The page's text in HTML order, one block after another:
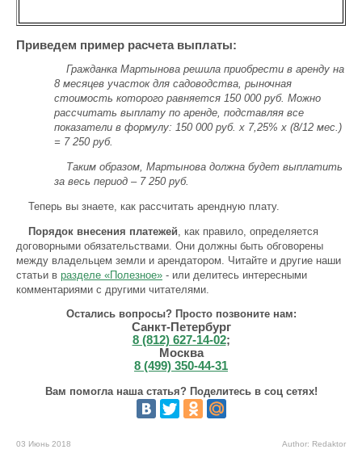
Приведем пример расчета выплаты:
Гражданка Мартынова решила приобрести в аренду на
8 месяцев участок для садоводства, рыночная
стоимость которого равняется 150 000 руб. Можно
рассчитать выплату по аренде, подставляя все
показатели в формулу: 150 000 руб. х 7,25% х (8/12 мес.)
= 7 250 руб.
Таким образом, Мартынова должна будет выплатить
за весь период – 7 250 руб.
Теперь вы знаете, как рассчитать арендную плату.
Порядок внесения платежей , как правило, определяется
договорными обязательствами. Они должны быть обговорены
между владельцем земли и арендатором. Читайте и другие наши
статьи в разделе «Полезное» - или делитесь интересными
комментариями с другими читателями.
Остались вопросы? Просто позвоните нам:
Санкт-Петербург
8 (812) 627-14-02;
Москва
8 (499) 350-44-31
Вам помогла наша статья? Поделитесь в соц сетях!
03 Июнь 2018 Author: Redaktor